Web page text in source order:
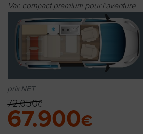
Van compact premium pour l’aventure
prix NET
72.050€
67.900€